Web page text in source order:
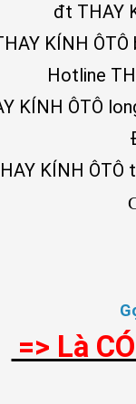
đt THAY
KÍNH
Hotline
KÍNH ÔTÔ
KÍNH ÔTÔ
=> Là